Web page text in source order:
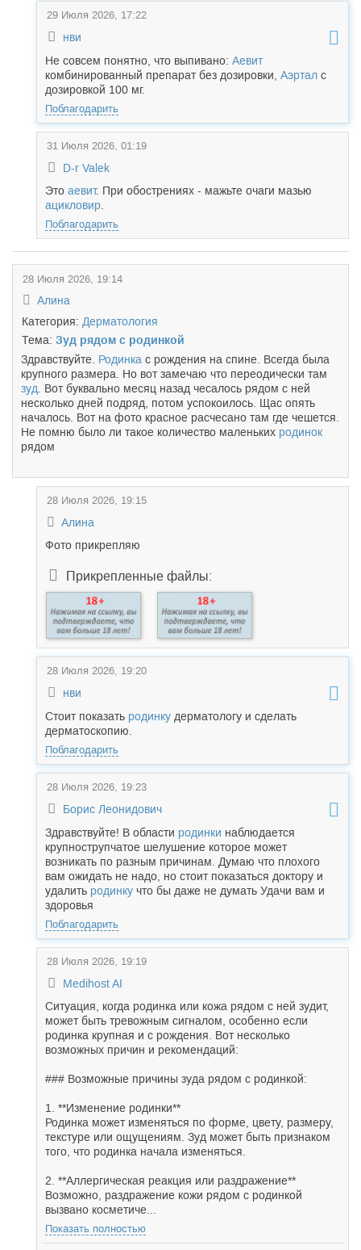
29 Июля 2026, 17:22
нви
Не совсем понятно, что выпивано: Аевит
комбинированный препарат без дозировки, Аэртал с
дозировкой 100 мг.
Поблагодарить
31 Июля 2026, 01:19
D-r Valek
Это аевит. При обострениях - мажьте очаги мазью
ацикловир
Поблагодарить
28 Июля 2026, 19:14
Алина
Категория: Дерматология
Тема: Зуд рядом с родинкой
Здравствуйте. Родинка с рождения на спине. Всегда была
крупного размера. Но вот замечаю что переодически там
зуд . Вот буквально месяц назад чесалось рядом с ней
несколько дней подряд, потом успокоилось. Щас опять
началось. Вот на фото красное расчесано там где чешется.
Не помню было ли такое количество маленьких родинок
рядом
28 Июля 2026, 19:15
Алина
Фото прикрепляю
Прикрепленные файлы:
28 Июля 2026, 19:20
нви
Стоит показать родинку дерматологу и сделать
дерматоскопию.
Поблагодарить
28 Июля 2026, 19:23
Борис Леонидович
Здравствуйте! В области родинки наблюдается
крупнострупчатое шелушение которое может
возникать по разным причинам. Думаю что плохого
вам ожидать не надо, но стоит показаться доктору и
удалить родинку что бы даже не думать Удачи вам и
здоровья
Поблагодарить
28 Июля 2026, 19:19
Medihost AI
Ситуация, когда родинка или кожа рядом с ней зудит,
может быть тревожным сигналом, особенно если
родинка крупная и с рождения. Вот несколько
возможных причин и рекомендаций:
### Возможные причины зуда рядом с родинкой:
1. **Изменение родинки**
Родинка может изменяться по форме, цвету, размеру,
текстуре или ощущениям. Зуд может быть признаком
того, что родинка начала изменяться.
2. **Аллергическая реакция или раздражение**
Возможно, раздражение кожи рядом с родинкой
вызвано косметиче...
Показать полностью